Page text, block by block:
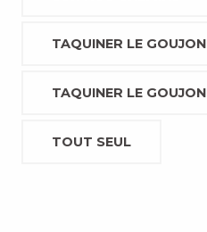
TAQUINER LE GOUJON
TAQUINER LE GOUJON
TOUT SEUL